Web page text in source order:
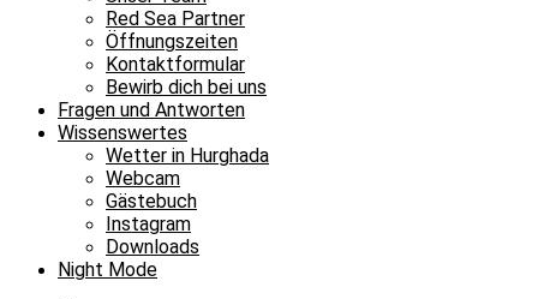
Red Sea Partner
Öffnungszeiten
Kontaktformular
Bewirb dich bei uns
Fragen und Antworten
Wissenswertes
Wetter in Hurghada
Webcam
Gästebuch
Instagram
Downloads
Night Mode